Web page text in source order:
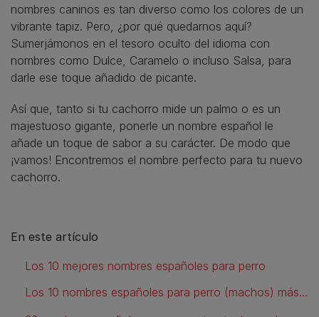
nombres caninos es tan diverso como los colores de un
vibrante tapiz. Pero, ¿por qué quedarnos aquí?
Sumerjámonos en el tesoro oculto del idioma con
nombres como Dulce, Caramelo o incluso Salsa, para
darle ese toque añadido de picante.
Así que, tanto si tu cachorro mide un palmo o es un
majestuoso gigante, ponerle un nombre español le
añade un toque de sabor a su carácter. De modo que
¡vamos! Encontremos el nombre perfecto para tu nuevo
cachorro.
En este artículo
Los 10 mejores nombres españoles para perro
Los 10 nombres españoles para perro (machos) más populares